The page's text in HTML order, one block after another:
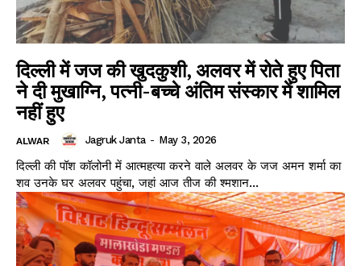
दिल्ली में जज की खुदकुशी, अलवर में रोते हुए पिता
ने दी मुखाग्नि, पत्नी-बच्चे अंतिम संस्कार में शामिल
नहीं हुए
ALWAR Jagruk Janta - May 3, 2026
दिल्ली की पॉश कॉलोनी में आत्महत्या करने वाले अलवर के जज अमन शर्मा का
शव उनके घर अलवर पहुंचा, जहां आज तीज की श्मशान...